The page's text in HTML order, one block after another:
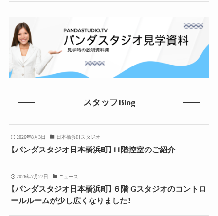
スタッフBlog
2026年8月3日 日本橋浜町スタジオ
【パンダスタジオ日本橋浜町】11階控室のご紹介
2026年7月27日 ニュース
【パンダスタジオ日本橋浜町】６階 Gスタジオのコントロ
ールルームが少し広くなりました！